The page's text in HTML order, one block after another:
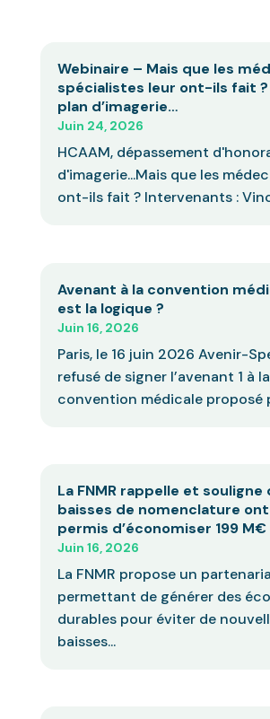
Webinaire – Mais que les
spécialistes leur ont-ils fait ?
plan d’imagerie…
Juin 24, 2026
HCAAM, dépassement
d'imagerie...Mais que les
ont-ils fait ? Intervenants :
Avenant à la convention
est la logique ?
Juin 16, 2026
Paris, le 16 juin 2026 Avenir-
refusé de signer l’avenant 1 à la
convention médicale proposé
La FNMR rappelle et souligne
baisses de nomenclature
permis d’économiser 199 M€
Juin 16, 2026
La FNMR propose un
permettant de générer des
durables pour éviter de
baisses...